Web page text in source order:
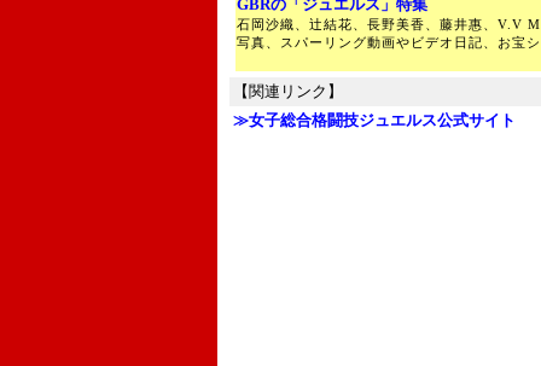
GBRの「ジュエルス」特集
石岡沙織、辻結花、長野美香、藤井惠、V.V
写真、スパーリング動画やビデオ日記、お宝
【関連リンク】
≫女子総合格闘技ジュエルス公式サイト